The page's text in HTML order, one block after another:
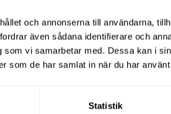
och annonserna till användarna,
även sådana identifierare och
vi samarbetar med. Dessa kan i
som de har samlat in när du har
Statistik